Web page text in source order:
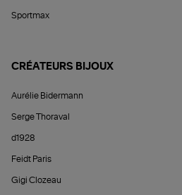
Sportmax
CRÉATEURS BIJOUX
Aurélie Bidermann
Serge Thoraval
d1928
Feidt Paris
Gigi Clozeau